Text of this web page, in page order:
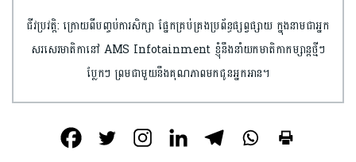
ជីវប្រវត្តិ: ក្រោយពីបញ្ចប់ការសិក្សា ផ្នែកគ្រប់គ្រងប្រព័ន្ធផ្សព្វផ្សាយ ក្នុងនាមជាអ្នក
សរសេរមាតិកានៅ AMS Infotainment ខ្ញុំនឹងនាំយកមាតិកាកម្សាន្តថ្មីៗ
ប្លែកៗ ព្រមជាមួយនឹងគុណភាពមកជូនអ្នកអាន។